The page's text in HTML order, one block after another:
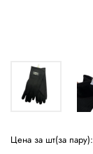
Цена за шт(за пару):